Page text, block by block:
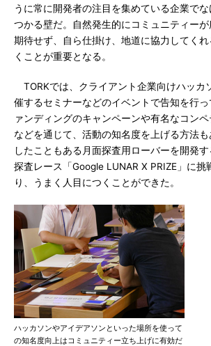
うに常に開発者の注目を集めている企業で
つかる壁だ。自然発生的にコミュニティー
期待せず、自ら仕掛け、地道に協力してく
くことが重要となる。
TORKでは、クライアント企業向けハッカ
催するセミナーなどのイベントで告知を行
ァンディングのキャンペーンや有名なコン
などを通じて、活動の知名度を上げる方法
したこともある月面探査用ローバーを開発
探査レース「Google LUNAR X PRIZE」に挑
り、うまく人目につくことができた。
ハッカソンやアイデアソンといった場所を使って
の知名度向上はコミュニティー立ち上げに有効だ